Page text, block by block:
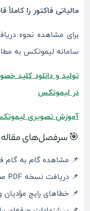
مالیاتی فاکتور را کاملاً
برای مشاهده نحوه
سامانه لیموتکس به
تولید و دانلود کلید
در لیموتکس
آموزش تصویری
🎯 سرفصل‌های مقاله
📌 مشاهده گام به گام
📌 دریافت نسخه PDF صورتحساب و روش چاپ
📌 خطاهای رایج